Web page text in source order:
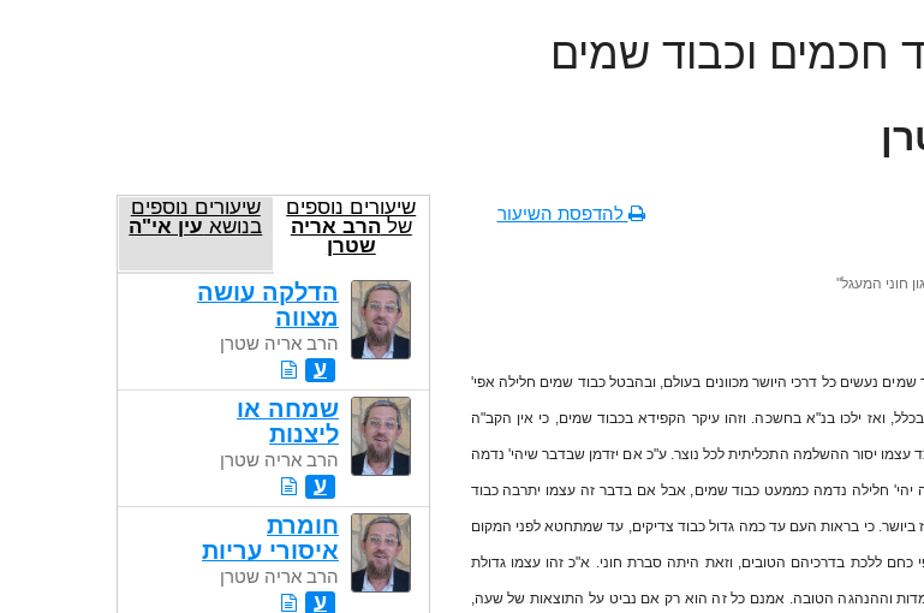
חכמים וכבוד שמים
להדפסת השיעור
חוני המעגל"
נעשים כל דרכי היושר מכוונים בעולם, ובהבטל כבוד שמים חלילה אפי'
ואז ילכו בנ"א בחשכה. וזהו עיקר הקפידא בכבוד שמים, כי אין הקב"ה
עצמו יסור ההשלמה התכליתית לכל נוצר. ע"כ אם יזדמן שבדבר שיהי' נדמה
יהי' חלילה נדמה כממעט כבוד שמים, אבל אם בדבר זה עצמו יתרבה כבוד
ביושר. כי בראות העם עד כמה גדול כבוד צדיקים, עד שמתחטא לפני המקום
כחם ללכת בדרכיהם הטובים, וזאת היתה סברת חוני. א"כ זהו עצמו גדולת
וההנהגה הטובה. אמנם כל זה הוא רק אם נביט על התוצאות של שעה,
שיעורים נוספים
שלהרב אריה
שטרן
שיעורים נוספים
בנושא עין אי"ה
הדלקה עושה
מצווה
הרב אריה שטרן
ע
שמחה או
ליצנות
הרב אריה שטרן
ע
חומרת
איסורי עריות
הרב אריה שטרן
ע